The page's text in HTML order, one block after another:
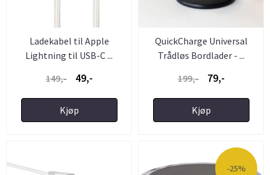
Ladekabel til Apple
Lightning til USB-C ...
149,-
49,-
Kjøp
QuickCharge Universal
Trådløs Bordlader - ...
199,-
79,-
Kjøp
-25%